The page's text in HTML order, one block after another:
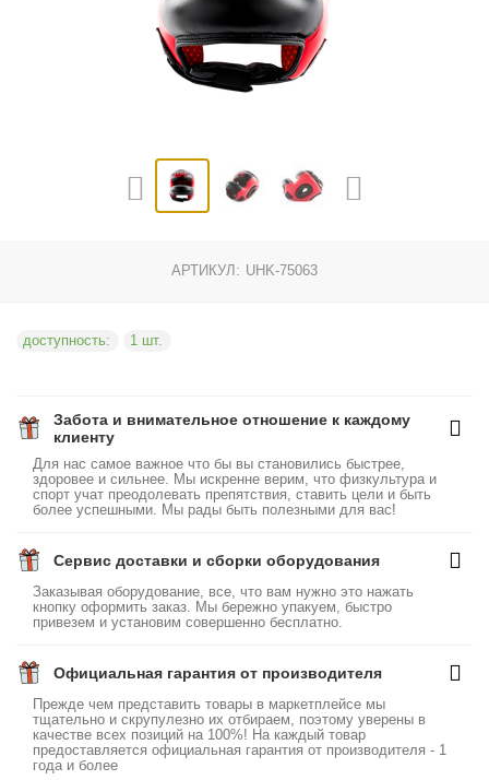
АРТИКУЛ: UHK-75063
доступность: 1 шт.
Забота и внимательное отношение к каждому
клиенту
Для нас самое важное что бы вы становились быстрее,
здоровее и сильнее. Мы искренне верим, что физкультура и
спорт учат преодолевать препятствия, ставить цели и быть
более успешными. Мы рады быть полезными для вас!
Сервис доставки и сборки оборудования
Заказывая оборудование, все, что вам нужно это нажать
кнопку оформить заказ. Мы бережно упакуем, быстро
привезем и установим совершенно бесплатно.
Официальная гарантия от производителя
Прежде чем представить товары в маркетплейсе мы
тщательно и скрупулезно их отбираем, поэтому уверены в
качестве всех позиций на 100%! На каждый товар
предоставляется официальная гарантия от производителя - 1
года и более